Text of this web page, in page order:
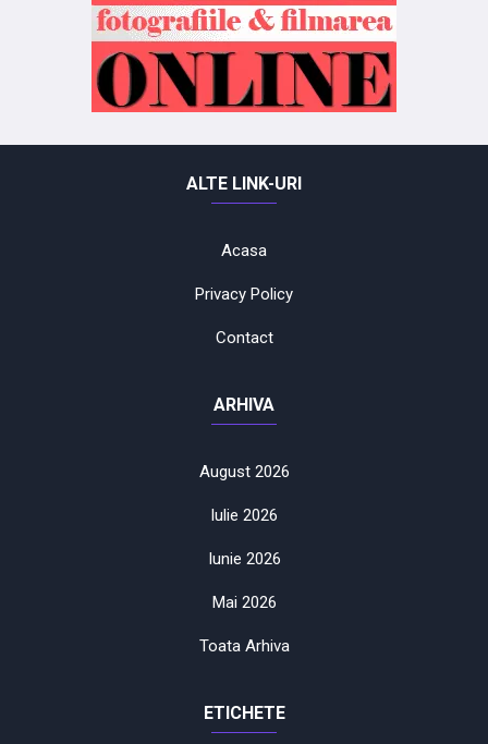
ALTE LINK-URI
Acasa
Privacy Policy
Contact
ARHIVA
August 2026
Iulie 2026
Iunie 2026
Mai 2026
Toata Arhiva
ETICHETE